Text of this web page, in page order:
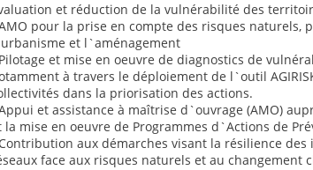
et réduction de la vulnérabilité des
pour la prise en compte des risques
et l`aménagement
et mise en oeuvre de diagnostics de
à travers le déploiement de l`outil
dans la priorisation des actions.
et assistance à maîtrise d`ouvrage (AMO)
la mise en oeuvre de Programmes d`Actions de
aux démarches visant la résilience
face aux risques naturels et au changement